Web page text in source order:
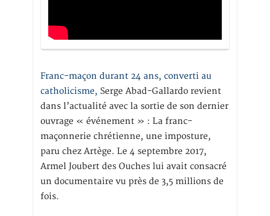
Franc-maçon durant 24 ans, converti au
catholicisme, Serge Abad-Gallardo revient
dans l’actualité avec la sortie de son dernier
ouvrage « événement » : La franc-
maçonnerie chrétienne, une imposture,
paru chez Artège. Le 4 septembre 2017,
Armel Joubert des Ouches lui avait consacré
un documentaire vu près de 3,5 millions de
fois.